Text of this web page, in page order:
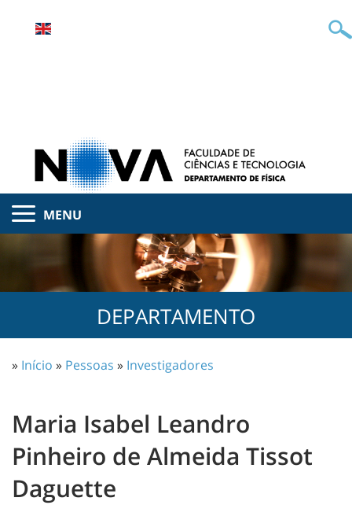
MENU
DEPARTAMENTO
» Início » Pessoas » Investigadores
Maria Isabel Leandro
Pinheiro de Almeida Tissot
Daguette